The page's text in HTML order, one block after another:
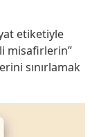
etiketiyle
misafirlerin”
sınırlamak